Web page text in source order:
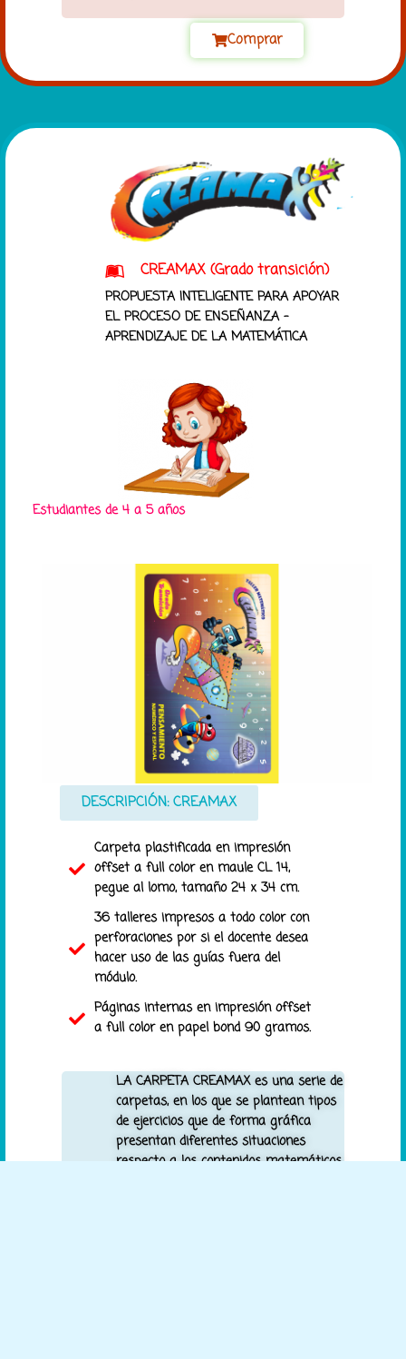
Comprar
CREAMAX (Grado transición)
PROPUESTA INTELIGENTE PARA APOYAR
EL PROCESO DE ENSEÑANZA –
APRENDIZAJE DE LA MATEMÁTICA
Estudiantes de 4 a 5 años
DESCRIPCIÓN: CREAMAX
Carpeta plastificada en impresión
offset a full color en maule CL 14,
pegue al lomo, tamaño 24 x 34 cm.
36 talleres impresos a todo color con
perforaciones por si el docente desea
hacer uso de las guías fuera del
módulo.
Páginas internas en impresión offset
a full color en papel bond 90 gramos.
LA CARPETA CREAMAX es una serie de
carpetas, en los que se plantean tipos
de ejercicios que de forma gráfica
presentan diferentes situaciones
respecto a los contenidos matemáticos